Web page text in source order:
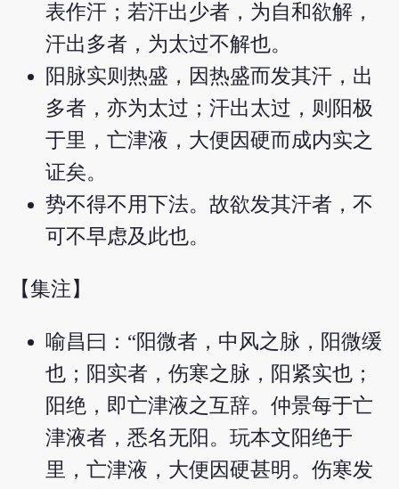
表作汗；若汗出少者，为自和欲解，
汗出多者，为太过不解也。
阳脉实则热盛，因热盛而发其汗，出
多者，亦为太过；汗出太过，则阳极
于里，亡津液，大便因硬而成内实之
证矣。
势不得不用下法。故欲发其汗者，不
可不早虑及此也。
【集注】
喻昌曰：“阳微者，中风之脉，阳微缓
也；阳实者，伤寒之脉，阳紧实也；
阳绝，即亡津液之互辞。仲景每于亡
津液者，悉名无阳。玩本文阳绝于
里，亡津液，大便因硬甚明。伤寒发